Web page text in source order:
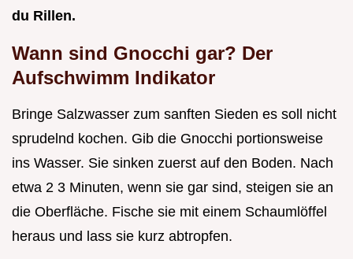
du Rillen.
Wann sind Gnocchi gar? Der
Aufschwimm Indikator
Bringe Salzwasser zum sanften Sieden es soll nicht
sprudelnd kochen. Gib die Gnocchi portionsweise
ins Wasser. Sie sinken zuerst auf den Boden. Nach
etwa 2 3 Minuten, wenn sie gar sind, steigen sie an
die Oberfläche. Fische sie mit einem Schaumlöffel
heraus und lass sie kurz abtropfen.